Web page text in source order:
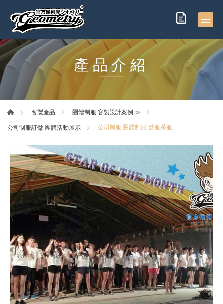
產品介紹
客製產品
團體制服 客製設計案例 ≫
公司制服訂做 團體活動展示
公司制服.團體制服.營服系服